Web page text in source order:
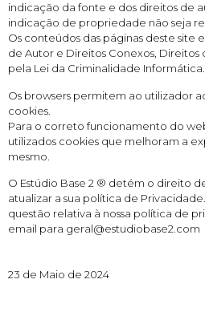
indicação da fonte e dos direitos de
indicação de propriedade não seja
Os conteúdos das páginas deste site
de Autor e Direitos Conexos,
pela Lei da Criminalidade Informática.
Os browsers permitem ao utilizador
cookies.
Para o correto funcionamento do
utilizados cookies que melhoram a
mesmo.
O Estúdio Base 2 ® detém o direito
atualizar a sua política de
questão relativa à nossa política de
email para geral@estudiobase2.com
23 de Maio de 2024